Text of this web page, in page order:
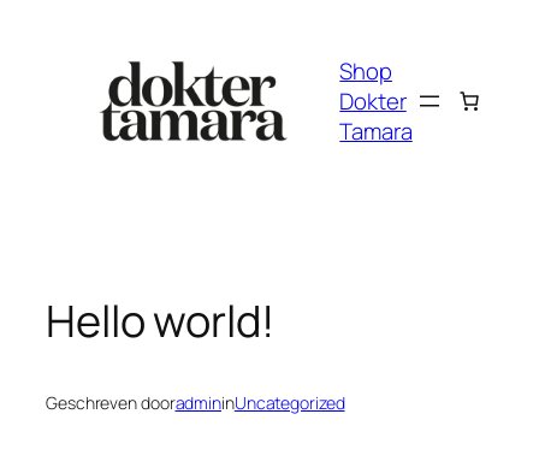
Shop
Dokter
Tamara
Hello world!
Geschreven dooradmininUncategorized